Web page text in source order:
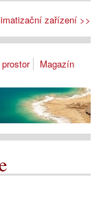
zařízení >>
Magazín